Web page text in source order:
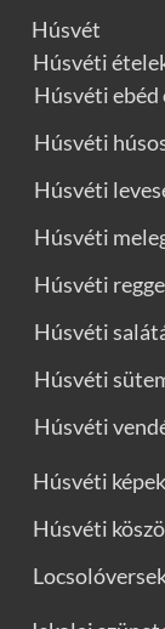
Húsvét
Húsvéti
Húsvéti
Húsvéti
Húsvéti
Húsvéti
Húsvéti
Húsvéti
Húsvéti
Húsvéti
Húsvéti képek
Húsvéti